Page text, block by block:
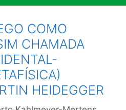
COMO
CHAMADA
HEIDEGGER